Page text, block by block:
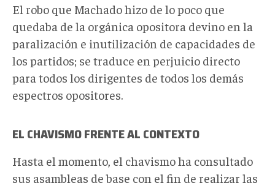
El robo que Machado hizo de lo poco que
quedaba de la orgánica opositora devino en la
paralización e inutilización de capacidades de
los partidos; se traduce en perjuicio directo
para todos los dirigentes de todos los demás
espectros opositores.
EL CHAVISMO FRENTE AL CONTEXTO
Hasta el momento, el chavismo ha consultado
sus asambleas de base con el fin de realizar las